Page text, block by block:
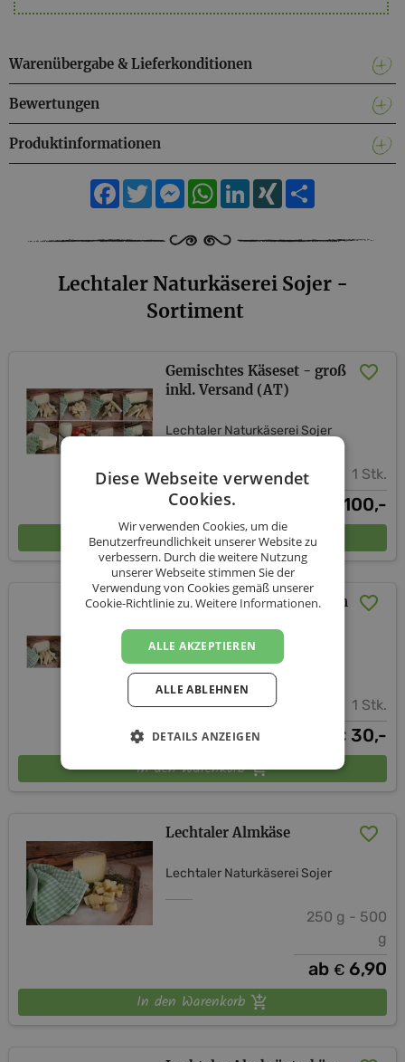
Warenübergabe & Lieferkonditionen
Bewertungen
Produktinformationen
Facebook
TwitterMessengerWhatsApp
LinkedIn
XING
Lechtaler Naturkäserei Sojer -
Sortiment
Gemischtes Käseset - groß
inkl. Versand (AT)
Lechtaler Naturkäserei Sojer
1 Stk.
100,-
In den Warenkorb
Gemischtes Käseset - klein
Lechtaler Naturkäserei Sojer
1 Stk.
€ 30,-
In den Warenkorb
Lechtaler Almkäse
Lechtaler Naturkäserei Sojer
250 g - 500
g
ab € 6,90
In den Warenkorb
Diese Webseite verwendet
Cookies.
Wir verwenden Cookies, um die
Benutzerfreundlichkeit unserer Website zu
verbessern. Durch die weitere Nutzung
unserer Webseite stimmen Sie der
Verwendung von Cookies gemäß unserer
Cookie-Richtlinie zu.Weitere Informationen.
ALLE AKZEPTIEREN
ALLE ABLEHNEN
DETAILS ANZEIGEN